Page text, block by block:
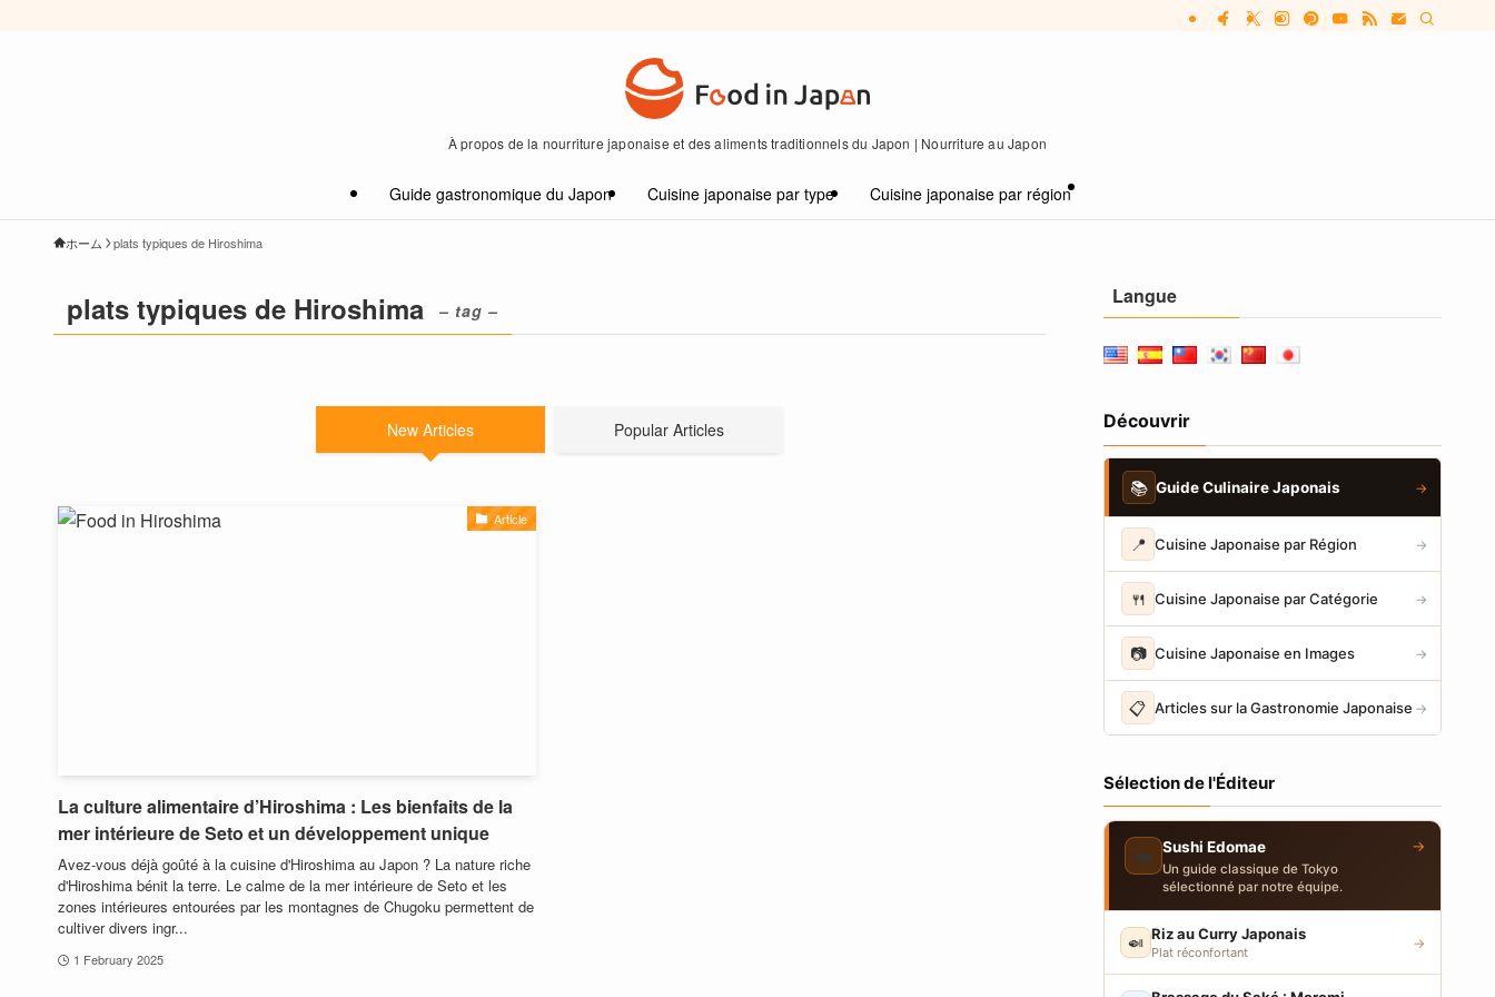
À propos de la nourriture japonaise et des aliments traditionnels du Japon | Nourriture au Japon
Guide gastronomique du Japon Cuisine japonaise par type Cuisine japonaise par région
ホーム plats typiques de Hiroshima
plats typiques de Hiroshima – tag –
New Articles Popular Articles
Article
La culture alimentaire d’Hiroshima : Les bienfaits de la
mer intérieure de Seto et un développement unique
Avez-vous déjà goûté à la cuisine d'Hiroshima au Japon ? La nature riche
d'Hiroshima bénit la terre. Le calme de la mer intérieure de Seto et les
zones intérieures entourées par les montagnes de Chugoku permettent de
cultiver divers ingr...
1 February 2025
Langue
Découvrir
📚 Guide Culinaire Japonais →
📍 Cuisine Japonaise par Région →
🍴 Cuisine Japonaise par Catégorie →
📷 Cuisine Japonaise en Images →
📋 Articles sur la Gastronomie Japonaise →
Sélection de l'Éditeur
🍣 Sushi Edomae
Un guide classique de Tokyo
sélectionné par notre équipe.
→
🍛 Riz au Curry Japonais
Plat réconfortant
→